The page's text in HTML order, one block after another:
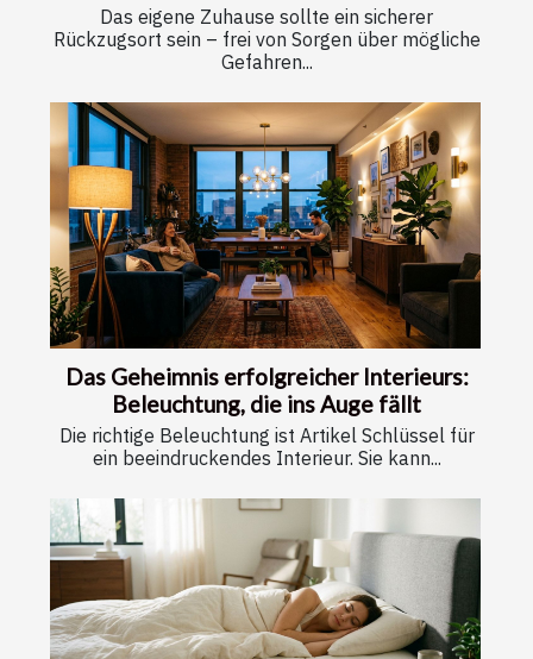
Das eigene Zuhause sollte ein sicherer
Rückzugsort sein – frei von Sorgen über mögliche
Gefahren...
Das Geheimnis erfolgreicher Interieurs:
Beleuchtung, die ins Auge fällt
Die richtige Beleuchtung ist Artikel Schlüssel für
ein beeindruckendes Interieur. Sie kann...